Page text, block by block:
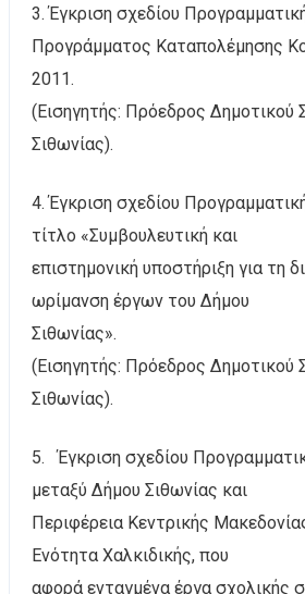
3. Έγκριση σχεδίου
Προγράμματος Καταπολέμησης
2011.
(Εισηγητής: Πρόεδρος Δημοτικού
Σιθωνίας).
4. Έγκριση σχεδίου
τίτλο «Συμβουλευτική και
επιστημονική υποστήριξη για τη
ωρίμανση έργων του Δήμου
Σιθωνίας».
(Εισηγητής: Πρόεδρος Δημοτικού
Σιθωνίας).
5. Έγκριση σχεδίου
μεταξύ Δήμου Σιθωνίας και
Περιφέρεια Κεντρικής
Ενότητα Χαλκιδικής, που
αφορά ενταγμένα έργα σχολικής